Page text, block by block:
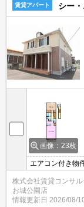
賃貸アパート シー
画像：23枚
エアコン付き物
付きのお部屋で
ィ面はもちろん
ん。
株式会社賃貸コンサ
お城公園店
情報更新日 2026/08/